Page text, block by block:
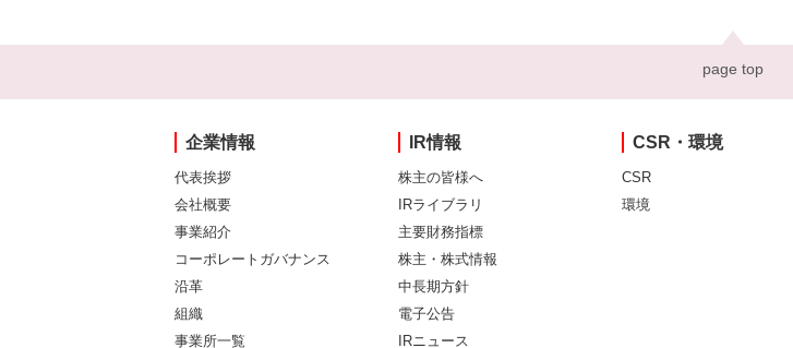
page top
企業情報
代表挨拶
会社概要
事業紹介
コーポレートガバナンス
沿革
組織
事業所一覧
IR情報
株主の皆様へ
IRライブラリ
主要財務指標
株主・株式情報
中長期方針
電子公告
IRニュース
CSR・環境
CSR
環境